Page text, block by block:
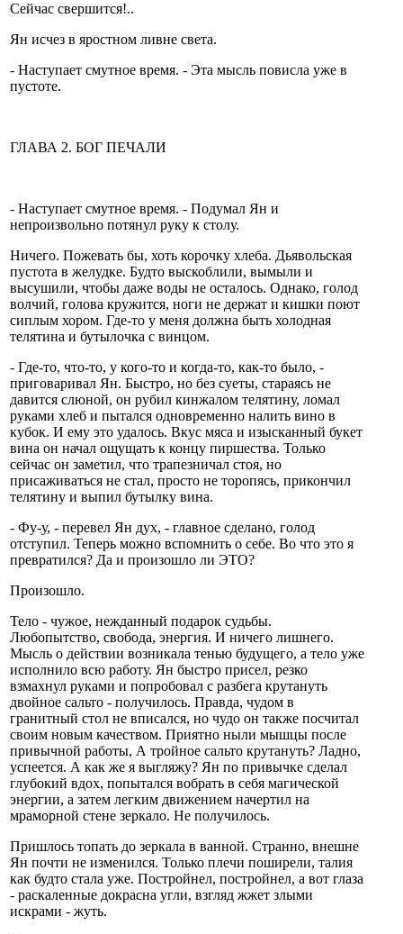
Сейчас свершится!..
Ян исчез в яростном ливне света.
- Наступает смутное время. - Эта мысль повисла уже в
пустоте.
ГЛАВА 2. БОГ ПЕЧАЛИ
- Наступает смутное время. - Подумал Ян и
непроизвольно потянул руку к столу.
Ничего. Пожевать бы, хоть корочку хлеба. Дьявольская
пустота в желудке. Будто выскоблили, вымыли и
высушили, чтобы даже воды не осталось. Однако, голод
волчий, голова кружится, ноги не держат и кишки поют
сиплым хором. Где-то у меня должна быть холодная
телятина и бутылочка с винцом.
- Где-то, что-то, у кого-то и когда-то, как-то было, -
приговаривал Ян. Быстро, но без суеты, стараясь не
давится слюной, он рубил кинжалом телятину, ломал
руками хлеб и пытался одновременно налить вино в
кубок. И ему это удалось. Вкус мяса и изысканный букет
вина он начал ощущать к концу пиршества. Только
сейчас он заметил, что трапезничал стоя, но
присаживаться не стал, просто не торопясь, прикончил
телятину и выпил бутылку вина.
- Фу-у, - перевел Ян дух, - главное сделано, голод
отступил. Теперь можно вспомнить о себе. Во что это я
превратился? Да и произошло ли ЭТО?
Произошло.
Тело - чужое, нежданный подарок судьбы.
Любопытство, свобода, энергия. И ничего лишнего.
Мысль о действии возникала тенью будущего, а тело уже
исполнило всю работу. Ян быстро присел, резко
взмахнул руками и попробовал с разбега крутануть
двойное сальто - получилось. Правда, чудом в
гранитный стол не вписался, но чудо он также посчитал
своим новым качеством. Приятно ныли мышцы после
привычной работы, А тройное сальто крутануть? Ладно,
успеется. А как же я выгляжу? Ян по привычке сделал
глубокий вдох, попытался вобрать в себя магической
энергии, а затем легким движением начертил на
мраморной стене зеркало. Не получилось.
Пришлось топать до зеркала в ванной. Странно, внешне
Ян почти не изменился. Только плечи поширели, талия
как будто стала уже. Постройнел, постройнел, а вот глаза
- раскаленные докрасна угли, взгляд жжет злыми
искрами - жуть.